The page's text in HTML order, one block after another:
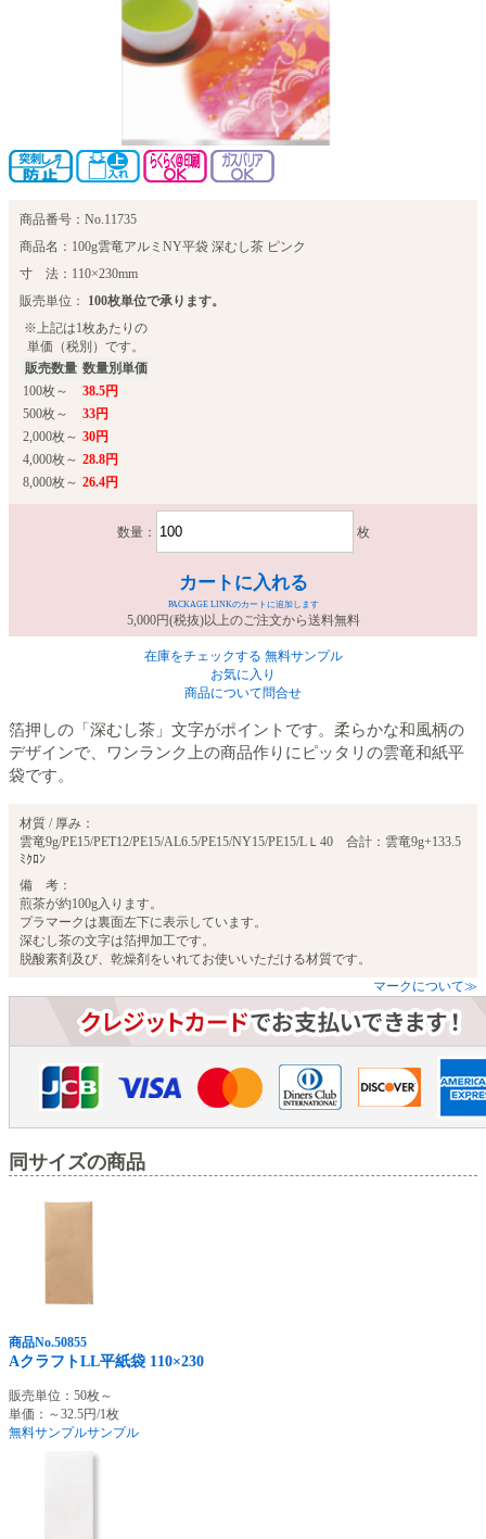
商品番号：No.11735
商品名：100g雲竜アルミNY平袋 深むし茶 ピンク
寸 法：110×230mm
販売単位：
100枚単位で承ります。
※上記は1枚あたりの
単価（税別）です。
販売数量 数量別単価
100枚～
38.5円
500枚～
33円
2,000枚～ 30円
4,000枚～ 28.8円
8,000枚～ 26.4円
数量： 枚
カートに入れる
PACKAGE LINKのカートに追加します
5,000円(税抜)以上のご注文から送料無料
在庫をチェックする 無料サンプル
お気に入り
商品について問合せ
箔押しの「深むし茶」文字がポイントです。柔らかな和風柄の
デザインで、ワンランク上の商品作りにピッタリの雲竜和紙平
袋です。
材質 / 厚み：
雲竜9g/PE15/PET12/PE15/AL6.5/PE15/NY15/PE15/LＬ40 合計：雲竜9g+133.5
ﾐｸﾛﾝ
備 考：
煎茶が約100g入ります。
プラマークは裏面左下に表示しています。
深むし茶の文字は箔押加工です。
脱酸素剤及び、乾燥剤をいれてお使いいただける材質です。
マークについて≫
同サイズの商品
商品No.50855
AクラフトLL平紙袋 110×230
販売単位：50枚～
単価：～32.5円/1枚
無料サンプルサンプル